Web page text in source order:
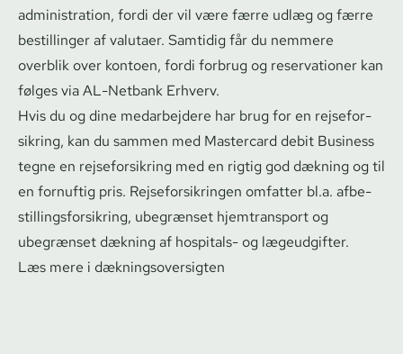
administration, fordi der vil være færre udlæg og færre
bestillinger af valutaer. Samtidig får du nemmere
overblik over kontoen, fordi forbrug og reservationer kan
følges viaAL-Netbank Erhverv.
Hvis du og dine medarbejdere har brug for en rej­se­for­
sik­ring, kan du sammen med Mastercard debit Business
tegne en rej­se­for­sik­ring med en rigtig god dækning og til
en fornuftig pris. Rej­se­for­sik­rin­gen omfatter bl.a. af­be­
stil­lings­for­sik­ring, ubegrænset hjemtransport og
ubegrænset dækning af hospitals- og lægeudgifter.
Læs mere i dæk­nings­over­sig­ten